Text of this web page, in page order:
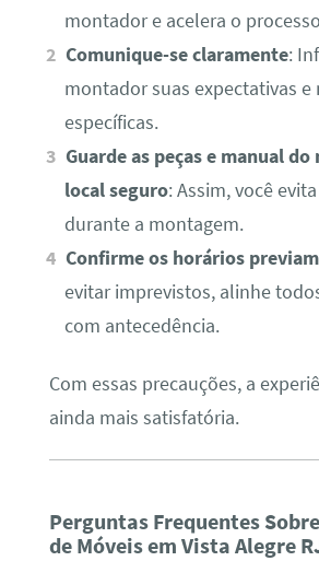
montador e acelera o
Comunique-se claramente:
montador suas expectativas e
específicas.
Guarde as peças e manual
local seguro: Assim, você
durante a montagem.
Confirme os horários
evitar imprevistos, alinhe
com antecedência.
Com essas precauções, a
ainda mais satisfatória.
Perguntas Frequentes
de Móveis em Vista Alegre